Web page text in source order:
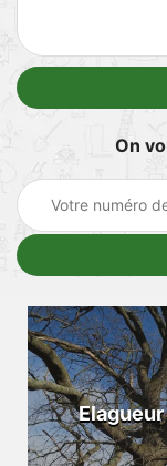
On
Elagueur